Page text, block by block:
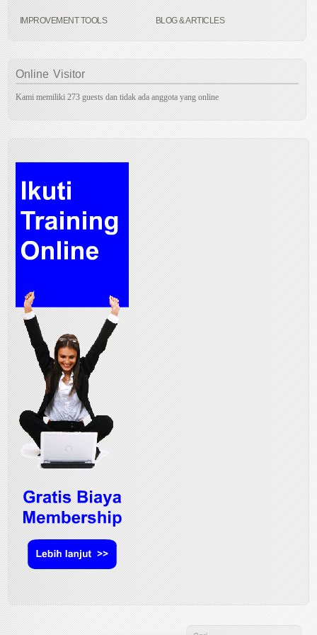
IMPROVEMENT TOOLS BLOG & ARTICLES
OnlineVisitor
Kami memiliki 273 guests dan tidak ada anggota yang online